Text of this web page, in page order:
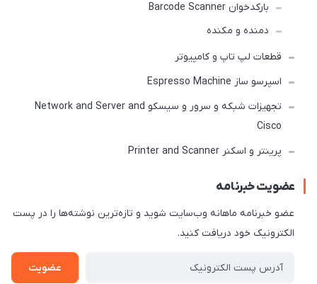
بارکدخوان Barcode Scanner
دمنده و مکنده
قطعات لپ تاپ و کامپیوتر
اسپرسو ساز Espresso Machine
تجهیزات شبکه و سرور و سیسکو Network and Server and
Cisco
پرینتر و اسکنر Printer and Scanner
عضویت خبرنامه
عضو خبرنامه ماهانه وب‌سایت شوید و تازه‌ترین نوشته‌ها را در پست
الکترونیک خود دریافت کنید.
عضویت